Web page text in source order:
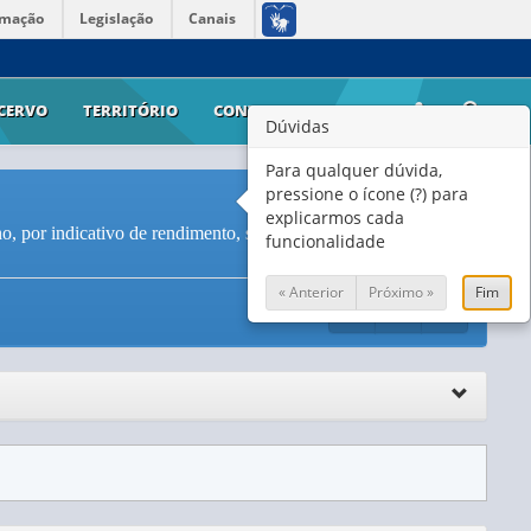
Legislação Canais
TERRITÓRIO CONTATO AJUDA
por indicativo de rendimento, sexo e número de trabalhos
Dúvidas
Para qualquer dúvida,
pressione o ícone (?) para
explicarmos cada
funcionalidade
« Anterior Próximo » Fim